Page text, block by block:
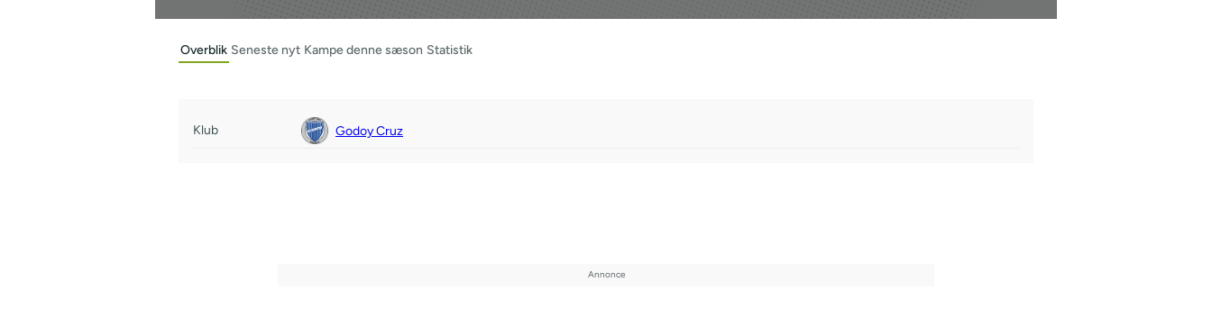
Overblik Seneste nyt Kampe denne sæson Statistik
Klub Godoy Cruz